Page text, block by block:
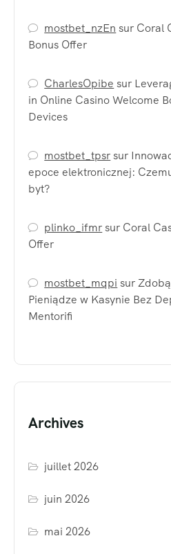
mostbet_nzEn sur Coral
Bonus Offer
CharlesOpibe sur
in Online Casino Welcome
Devices
mostbet_tpsrsur
epoce elektronicznej:
byt?
plinko_ifmrsur Coral
Offer
mostbet_mqpi sur
Pieniądze w Kasynie Bez
Mentorifi
Archives
juillet 2026
juin 2026
mai 2026